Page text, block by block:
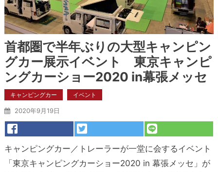
首都圏で半年ぶりの大型キャンピン
グカー展示イベント 東京キャンピ
ングカーショー2020 in幕張メッセ
キャンピングカー イベント
2020年9月19日
キャンピングカー／トレーラーが一堂に会するイベント
「東京キャンピングカーショー2020 in 幕張メッセ」が